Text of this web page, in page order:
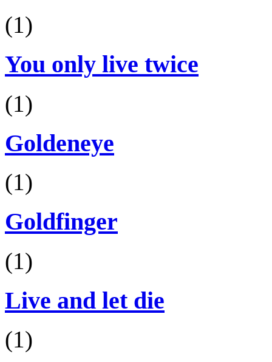
(1)
You only live twice
(1)
Goldeneye
(1)
Goldfinger
(1)
Live and let die
(1)